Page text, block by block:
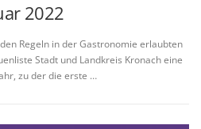
2022
Regeln in der Gastronomie erlaubten
Stadt und Landkreis Kronach eine
zu der die erste …